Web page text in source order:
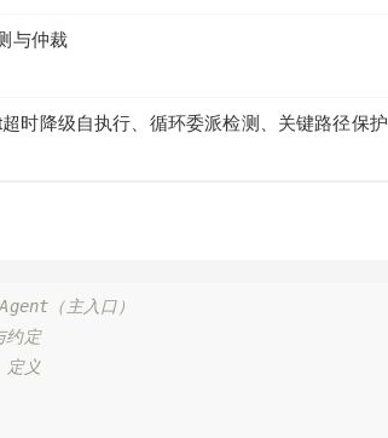
与仲裁
时降级自执行、循环委派检测、关键路径保护
（主入口）
约定
义